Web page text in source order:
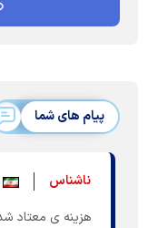
پیام های شما
ناشناس
هزینه ی معتاد